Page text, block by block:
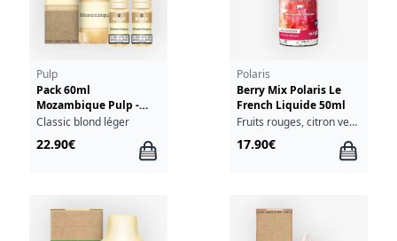
Pulp
Pack 60ml
Mozambique Pulp -
06mg
Classic blond léger
22.90€
Polaris
Berry Mix Polaris Le
French Liquide 50ml
Fruits rouges, citron vert, fraîcheur
17.90€